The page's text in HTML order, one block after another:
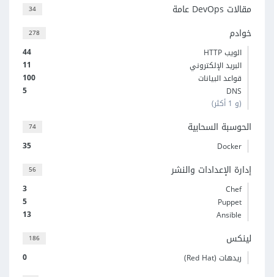
34 مقالات DevOps عامة
278 خوادم
44
الويب HTTP
11
البريد الإلكتروني
100
قواعد البيانات
5
DNS
(و 1 أكثر)
74 الحوسبة السحابية
35 Docker
56 إدارة الإعدادات والنشر
3
Chef
5
Puppet
13
Ansible
186 لينكس
0 ريدهات (Red Hat)